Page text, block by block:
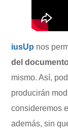
iusUp nos
del documento
mismo. Así,
producirán
consideremos
además, sin